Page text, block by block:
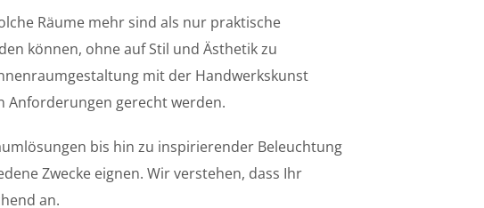
Räume mehr sind als nur praktische
können, ohne auf Stil und Ästhetik zu
mit der Handwerkskunst
Anforderungen gerecht werden.
bis hin zu inspirierender Beleuchtung
Zwecke eignen. Wir verstehen, dass Ihr
an.